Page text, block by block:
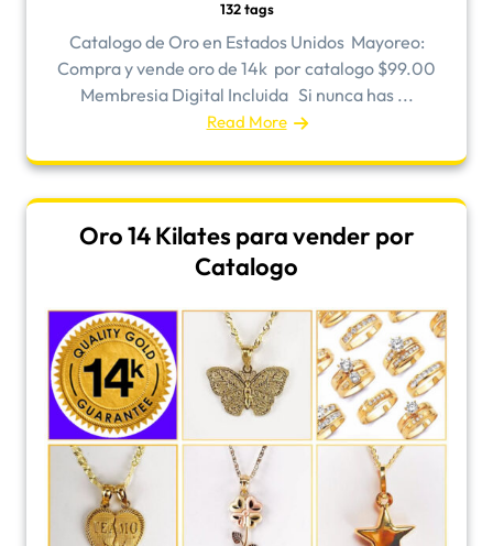
132 tags
Catalogo de Oro en Estados Unidos ​Mayoreo:
Compra y vende oro de 14k por catalogo $99.00
Membresia Digital Incluida Si nunca has ...
Read More
Oro 14 Kilates para vender por
Catalogo